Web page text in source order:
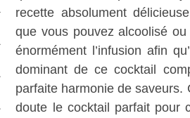
recette absolument
que vous pouvez alcoolisé ou
énormément l’infusion afin
dominant de ce cocktail
parfaite harmonie de saveurs.
doute le cocktail parfait pour